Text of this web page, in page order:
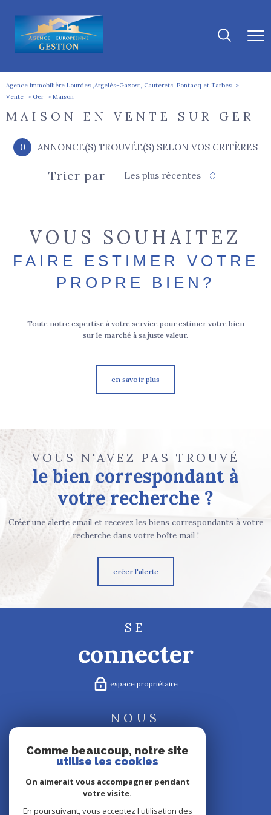
Agence immobilière Lourdes ,Argelès-Gazost, Cauterets, Pontacq et Tarbes
Vente
Ger Maison
MAISON EN VENTE SUR GER
0 ANNONCE(S) TROUVÉE(S) SELON VOS CRITÈRES
Trier par Les plus récentes
VOUS SOUHAITEZ
FAIRE ESTIMER VOTRE
PROPRE BIEN?
Toute notre expertise à votre service pour estimer votre bien
sur le marché à sa juste valeur.
en savoir plus
VOUS N'AVEZ PAS TROUVÉ
le bien correspondant à
votre recherche ?
Créer une alerte email et recevez les biens correspondants à votre
recherche dans votre boîte mail !
créer l'alerte
SE
connecter
espace propriétaire
NOUS
suivre
NOUS
Comme beaucoup, notre site
utilise les cookies
On aimerait vous accompagner pendant
votre visite.
En poursuivant, vous acceptez l'utilisation des